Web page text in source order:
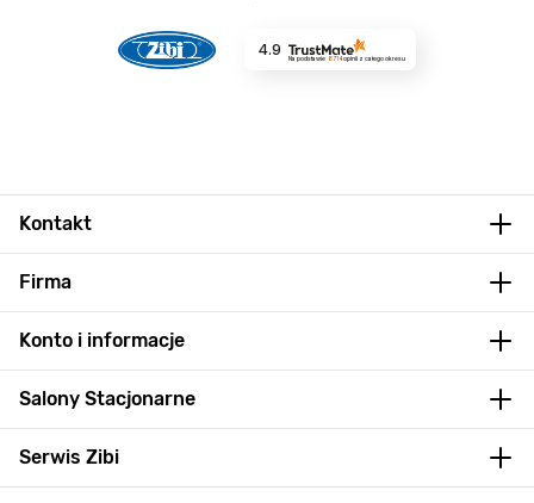
4.9
Na podstawie 8714opinii z całego okresu
Kontakt
Firma
Konto i informacje
Salony Stacjonarne
Serwis Zibi